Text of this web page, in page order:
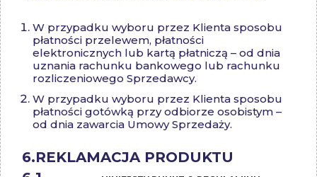
W przypadku wyboru przez Klienta sposobu
płatności przelewem, płatności
elektronicznych lub kartą płatniczą – od dnia
uznania rachunku bankowego lub rachunku
rozliczeniowego Sprzedawcy.
W przypadku wyboru przez Klienta sposobu
płatności gotówką przy odbiorze osobistym –
od dnia zawarcia Umowy Sprzedaży.
6.REKLAMACJA PRODUKTU